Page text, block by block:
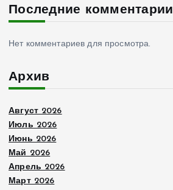
Последние комментарии
Нет комментариев для просмотра.
Архив
Август 2026
Июль 2026
Июнь 2026
Май 2026
Апрель 2026
Март 2026